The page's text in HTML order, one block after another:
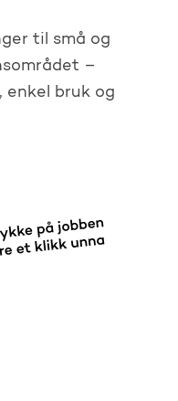
til små og
–
enkel bruk og